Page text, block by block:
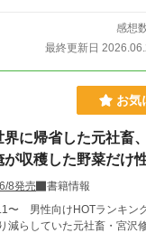
感想
最終更新日
お気
界に帰省した元社畜
収穫した野菜だけ
8発売
書籍情報
男性向けHOTランキング１位 ブラッ
減らしていた元社畜・宮沢